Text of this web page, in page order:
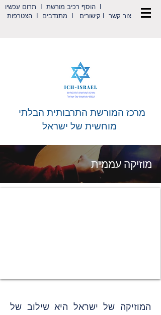
הוסף רכיב מורשת
מתנדבים קישורים
מוזיקה עממית
המוזיקה של ישראל היא שילוב של